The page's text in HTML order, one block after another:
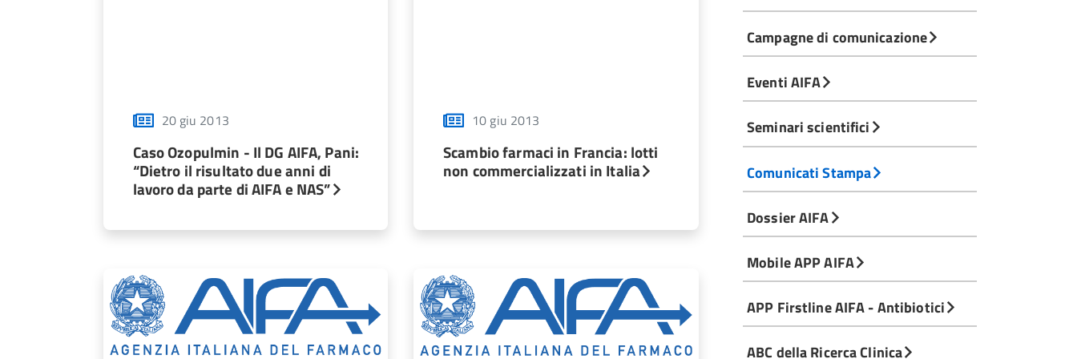
20 giu 2013
Caso Ozopulmin - Il DG AIFA, Pani:
“Dietro il risultato due anni di
lavoro da parte di AIFA e NAS”
10 giu 2013
Scambio farmaci in Francia: lotti
non commercializzati in Italia
Campagne di comunicazione
Eventi AIFA
Seminari scientifici
Comunicati Stampa
Dossier AIFA
Mobile APP AIFA
APP Firstline AIFA - Antibiotici
ABC della Ricerca Clinica